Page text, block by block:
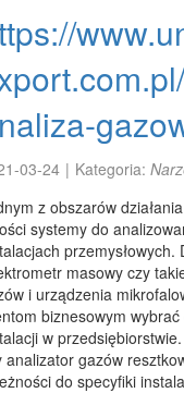
03-24 | Kategoria:
z obszarów
systemy do
masowy czy
i urządzenia
biznesowym
w
analizator gazów
do specyfiki